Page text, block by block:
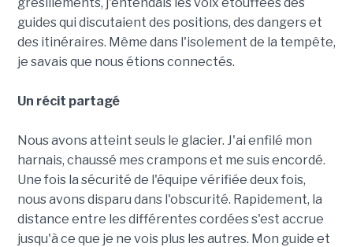
guides qui discutaient des positions, des dangers et
des itinéraires. Même dans l'isolement de la tempête,
je savais que nous étions connectés.
Un récit partagé
Nous avons atteint seuls le glacier. J'ai enfilé mon
harnais, chaussé mes crampons et me suis encordé.
Une fois la sécurité de l'équipe vérifiée deux fois,
nous avons disparu dans l'obscurité. Rapidement, la
distance entre les différentes cordées s'est accrue
jusqu'à ce que je ne vois plus les autres. Mon guide et